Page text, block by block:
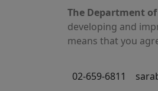
The Department of
developing and
means that you
02-659-6811